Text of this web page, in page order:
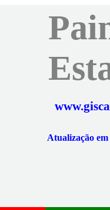
Atualização